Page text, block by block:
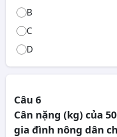
B
C
D
Câu 6
Cân nặng (kg) của
gia đình nông dân